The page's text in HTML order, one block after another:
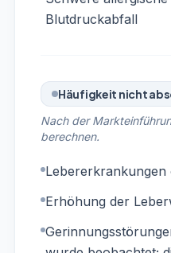
Blutdruckabfall
Häufigkeit nicht
Nach der
berechnen.
Lebererkrankungen
Erhöhung der